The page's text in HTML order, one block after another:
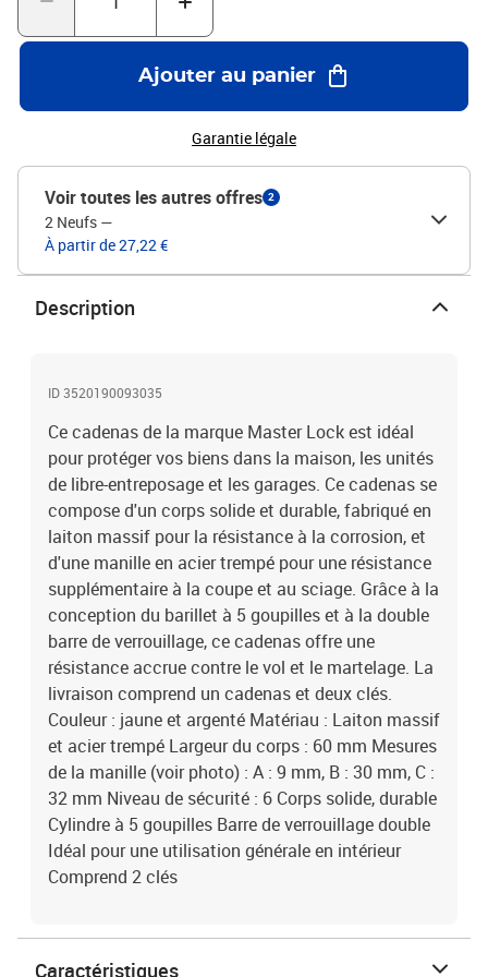
Ajouter au panier
Garantie légale
Voir toutes les autres offres 2
2 Neufs —
À partir de 27,22 €
Description
ID 3520190093035
Ce cadenas de la marque Master Lock est idéal
pour protéger vos biens dans la maison, les unités
de libre-entreposage et les garages. Ce cadenas se
compose d'un corps solide et durable, fabriqué en
laiton massif pour la résistance à la corrosion, et
d'une manille en acier trempé pour une résistance
supplémentaire à la coupe et au sciage. Grâce à la
conception du barillet à 5 goupilles et à la double
barre de verrouillage, ce cadenas offre une
résistance accrue contre le vol et le martelage. La
livraison comprend un cadenas et deux clés.
Couleur : jaune et argenté Matériau : Laiton massif
et acier trempé Largeur du corps : 60 mm Mesures
de la manille (voir photo) : A : 9 mm, B : 30 mm, C :
32 mm Niveau de sécurité : 6 Corps solide, durable
Cylindre à 5 goupilles Barre de verrouillage double
Idéal pour une utilisation générale en intérieur
Comprend 2 clés
Caractéristiques